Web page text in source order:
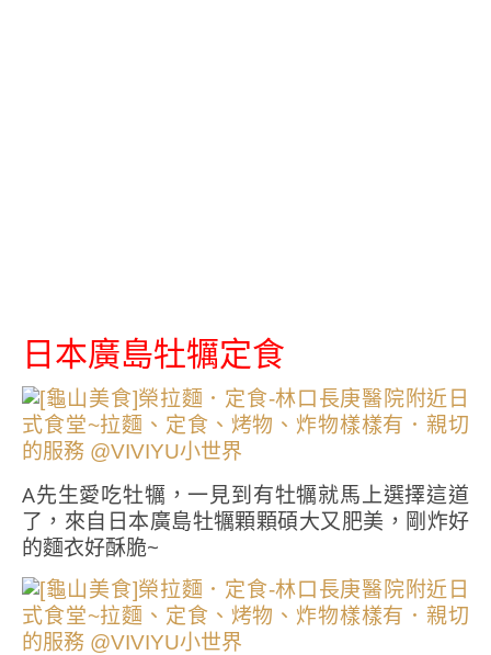
日本廣島牡犡定食
A先生愛吃牡犡，一見到有牡犡就馬上選擇這道
了，來自日本廣島牡犡顆顆碩大又肥美，剛炸好
的麵衣好酥脆~